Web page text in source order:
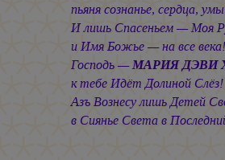
пьяня сознанье, сердца,
И лишь Спасеньем — Моя
и Имя Божье — на все
Господь —МАРИЯ ДЭВИ
к тебе Идёт Долиной Слёз!
Азъ Вознесу лишь Детей
в Сиянье Света в
июль